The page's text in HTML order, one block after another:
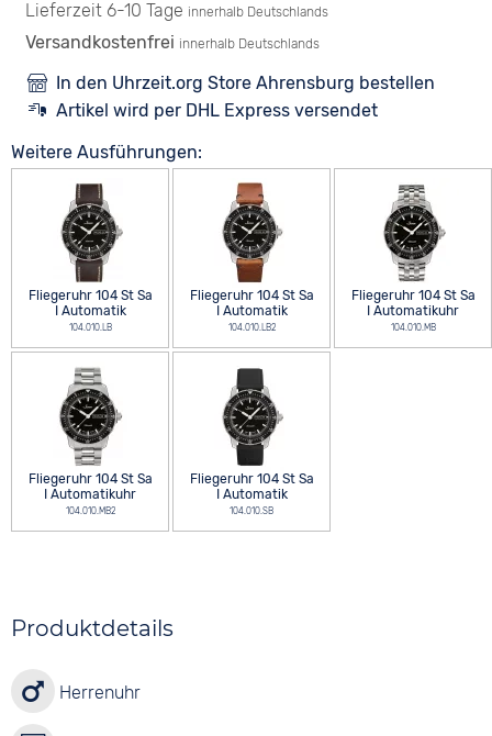
Lieferzeit 6-10 Tage innerhalb Deutschlands
Versandkostenfrei innerhalb Deutschlands
In den Uhrzeit.org Store Ahrensburg bestellen
Artikel wird per DHL Express versendet
Weitere Ausführungen:
Fliegeruhr 104 St Sa
I Automatik
104.010.LB
Fliegeruhr 104 St Sa
I Automatik
104.010.LB2
Fliegeruhr 104 St Sa
I Automatikuhr
104.010.MB
Fliegeruhr 104 St Sa
I Automatikuhr
104.010.MB2
Fliegeruhr 104 St Sa
I Automatik
104.010.SB
Produktdetails
Herrenuhr